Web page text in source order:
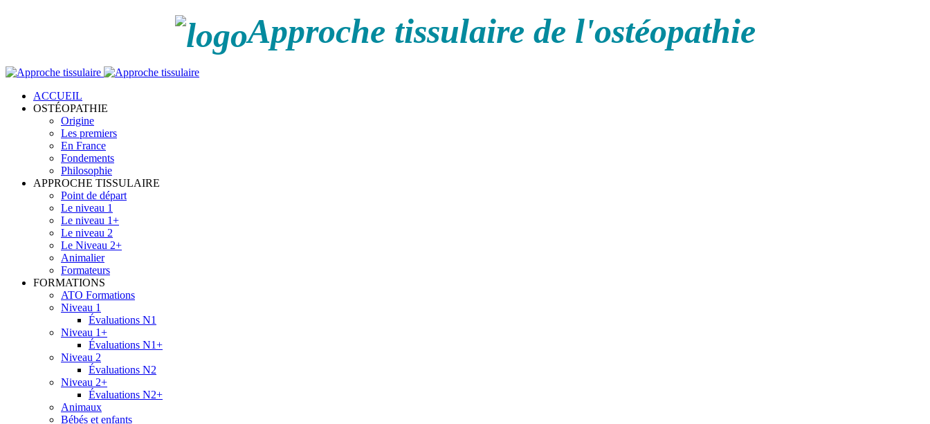
Approche tissulaire de l'ostéopathie
ACCUEIL
OSTÉOPATHIE
Origine
Les premiers
En France
Fondements
Philosophie
APPROCHE TISSULAIRE
Point de départ
Le niveau 1
Le niveau 1+
Le niveau 2
Le Niveau 2+
Animalier
Formateurs
FORMATIONS
ATO Formations
Niveau 1
Évaluations N1
Niveau 1+
Évaluations N1+
Niveau 2
Évaluations N2
Niveau 2+
Évaluations N2+
Animaux
Bébés et enfants